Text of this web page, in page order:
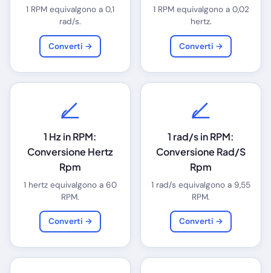
1 RPM equivalgono a 0,1
rad/s.
Converti →
1 RPM equivalgono a 0,02
hertz.
Converti →
1 Hz in RPM:
Conversione Hertz
Rpm
1 hertz equivalgono a 60
RPM.
Converti →
1 rad/s in RPM:
Conversione Rad/S
Rpm
1 rad/s equivalgono a 9,55
RPM.
Converti →